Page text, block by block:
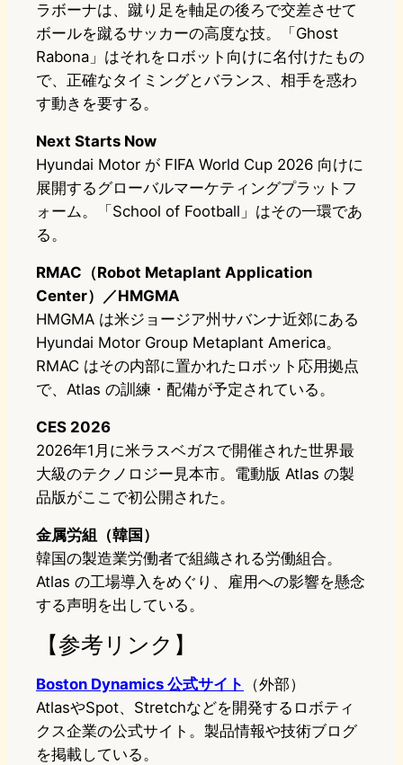
ラボーナは、蹴り足を軸足の後ろで交差させて
ボールを蹴るサッカーの高度な技。「Ghost
Rabona」はそれをロボット向けに名付けたもの
で、正確なタイミングとバランス、相手を惑わ
す動きを要する。
Next Starts Now
Hyundai Motor が FIFA World Cup 2026 向けに
展開するグローバルマーケティングプラットフ
ォーム。「School of Football」はその一環であ
る。
RMAC（Robot Metaplant Application
Center）／HMGMA
HMGMA は米ジョージア州サバンナ近郊にある
Hyundai Motor Group Metaplant America。
RMAC はその内部に置かれたロボット応用拠点
で、Atlas の訓練・配備が予定されている。
CES 2026
2026年1月に米ラスベガスで開催された世界最
大級のテクノロジー見本市。電動版 Atlas の製
品版がここで初公開された。
金属労組（韓国）
韓国の製造業労働者で組織される労働組合。
Atlas の工場導入をめぐり、雇用への影響を懸念
する声明を出している。
【参考リンク】
Boston Dynamics 公式サイト
（外部）
AtlasやSpot、Stretchなどを開発するロボティ
クス企業の公式サイト。製品情報や技術ブログ
を掲載している。